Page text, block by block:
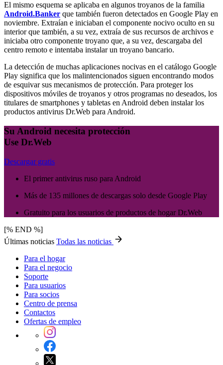
El mismo esquema se aplicaba en algunos troyanos de la familia
Android.Banker que también fueron detectados en Google Play en
noviembre. Extraían e iniciaban el componente nocivo oculto en su
interior que también, a su vez, extraía de sus recursos de archivos e
iniciaba otro componente troyano que, a su vez, descargaba del
centro remoto e intentaba instalar un troyano bancario.
La detección de muchas aplicaciones nocivas en el catálogo Google
Play significa que los malintencionados siguen encontrando modos
de esquivar sus mecanismos de protección. Para proteger los
dispositivos móviles de troyanos y otros programas no deseados, los
titulares de smartphones y tabletas en Android deben instalar los
productos antivirus Dr.Web para Android.
Su Android necesita protección
Use Dr.Web
Descargar gratis
El primer antivirus ruso para Android
Más de 135 millones de descargas solo desde Google Play
Gratuito para los usuarios de productos de hogar Dr.Web
[% END %]
Últimas noticias Todas las noticias
Para el hogar
Para el negocio
Soporte
Para usuarios
Para socios
Centro de prensa
Contactos
Ofertas de empleo